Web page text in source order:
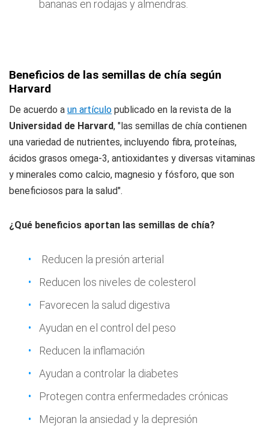
bananas en rodajas y almendras.
Beneficios de las semillas de chía según
Harvard
De acuerdo a un artículo publicado en la revista de la
Universidad de Harvard, "las semillas de chía contienen
una variedad de nutrientes, incluyendo fibra, proteínas,
ácidos grasos omega-3, antioxidantes y diversas vitaminas
y minerales como calcio, magnesio y fósforo, que son
beneficiosos para la salud".
¿Qué beneficios aportan las semillas de chía?
Reducen la presión arterial
Reducen los niveles de colesterol
Favorecen la salud digestiva
Ayudan en el control del peso
Reducen la inflamación
Ayudan a controlar la diabetes
Protegen contra enfermedades crónicas
Mejoran la ansiedad y la depresión